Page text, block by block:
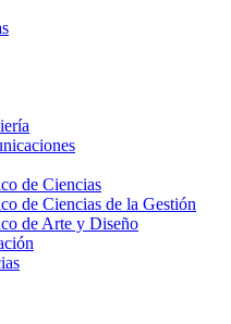
de Ciencias
de Ciencias de la Gestión
de Arte y Diseño